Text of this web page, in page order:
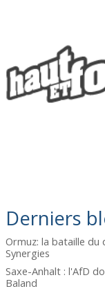
Derniers
Ormuz: la bataille du
Synergies
Saxe-Anhalt : l'AfD
Baland